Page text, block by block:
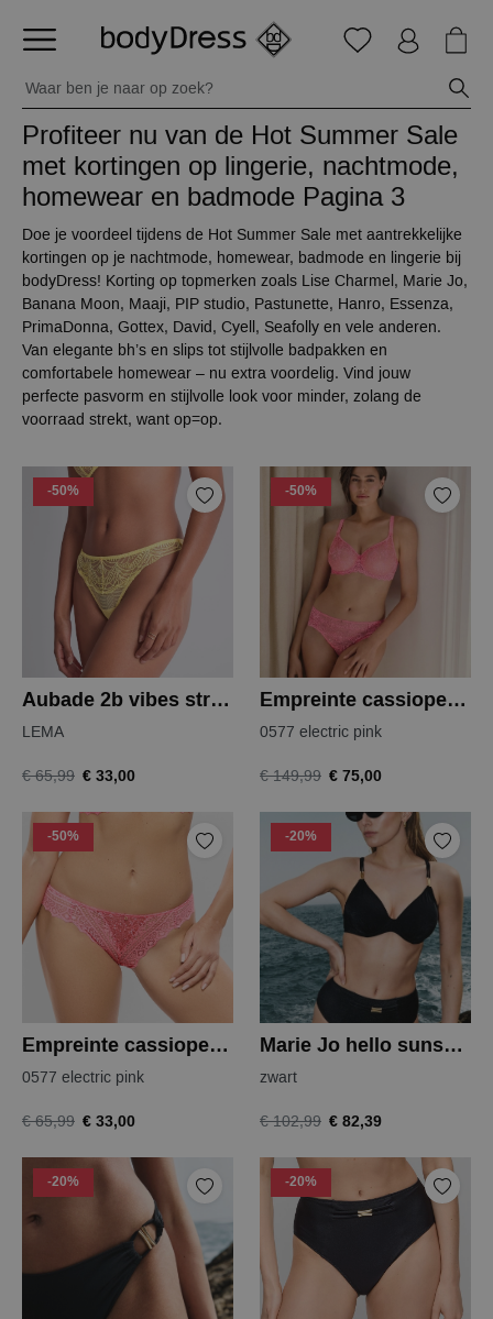
Profiteer nu van de Hot Summer Sale
met kortingen op lingerie, nachtmode,
homewear en badmode Pagina 3
Doe je voordeel tijdens de Hot Summer Sale met aantrekkelijke
kortingen op je nachtmode, homewear, badmode en lingerie bij
bodyDress! Korting op topmerken zoals Lise Charmel, Marie Jo,
Banana Moon, Maaji, PIP studio, Pastunette, Hanro, Essenza,
PrimaDonna, Gottex, David, Cyell, Seafolly en vele anderen.
Van elegante bh’s en slips tot stijlvolle badpakken en
comfortabele homewear – nu extra voordelig. Vind jouw
perfecte pasvorm en stijlvolle look voor minder, zolang de
voorraad strekt, want op=op.
-50%
Aubade 2b vibes string
LEMA
€ 65,99 € 33,00
-50%
Empreinte cassiopee bh
0577 electric pink
€ 149,99 € 75,00
-50%
Empreinte cassiopee string
0577 electric pink
€ 65,99 € 33,00
-20%
Marie Jo hello sunset bikinitop
zwart
€ 102,99 € 82,39
-20% -20%